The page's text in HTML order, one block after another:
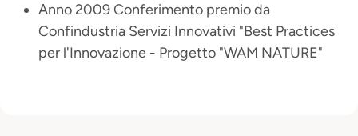
Anno 2009 Conferimento premio da
Confindustria Servizi Innovativi "Best Practices
per l'Innovazione - Progetto "WAM NATURE"